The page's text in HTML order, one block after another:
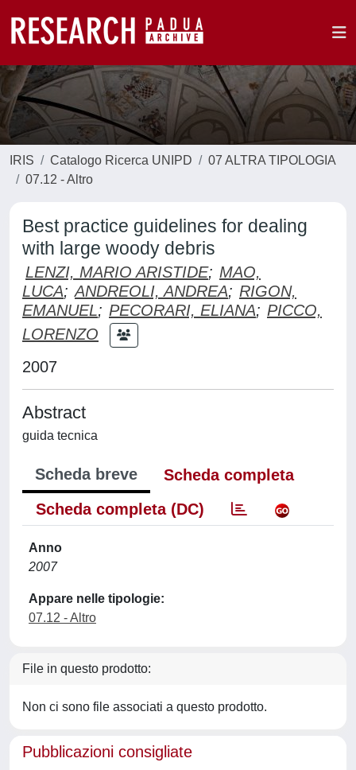
IRIS Catalogo Ricerca UNIPD
07 ALTRA TIPOLOGIA
07.12 - Altro
Best practice guidelines for dealing
with large woody debris
LENZI, MARIO ARISTIDE; MAO,
LUCA; ANDREOLI, ANDREA; RIGON,
EMANUEL; PECORARI, ELIANA; PICCO,
LORENZO
2007
Abstract
guida tecnica
Scheda breve
Scheda completa
Scheda completa (DC)
Anno
2007
Appare nelle tipologie:
07.12 - Altro
File in questo prodotto:
Non ci sono file associati a questo prodotto.
Pubblicazioni consigliate